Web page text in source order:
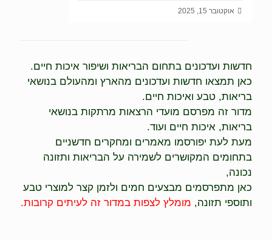
אוקטובר 15, 2025
חדשות ועדכונים בתחום הבריאות ושיפור איכות חיים.
כאן תמצאו חדשות ועדכונים מהארץ ומהעולם בנושאי
בריאות, טבע ואיכות חיים.
מדור זה מפרסם מועדי הרצאות מרתקות בנושאי
בריאות, איכות חיים ועוד.
מעת לעת יפורסמו מאמרים ומחקרים חדשניים
בתחומים המקושרים לשמירה על הבריאות ותזונה
נכונה,
כאן מתפרסמים מבצעים חמים ולזמן קצר למוצרי טבע
ותוספי תזונה, מומלץ לצפות במדור זה לעיתים קרובות.